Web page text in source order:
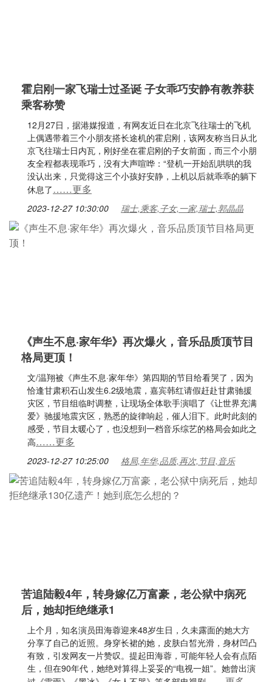
霍启刚一家飞瑞士过圣诞 子女乖巧安静有教养获
乘客称赞
12月27日，据港媒报道，有网友近日在北京飞往瑞士的飞机
上偶遇带着三个小朋友搭长途机的霍启刚，该网友称当日从北
京飞往瑞士日内瓦，刚好坐在霍启刚的子女前面，而三个小朋
友全程都表现乖巧，没有大声喧哗：“登机一开始乱哄哄的我
没认出来，只觉得这三个小孩好安静，上机以后就乖乖的躺下
休息了……更多
2023-12-27 10:30:00 瑞士,乘客,子女,一家,瑞士,郭晶晶
《声生不息·家年华》再次爆火，音乐品质顶节目
格局更顶！
文/温翔被《声生不息·家年华》第四期的节目给看哭了，因为
恰逢甘肃积石山发生6.2级地震，嘉宾韩红请假赶赴甘肃驰援
灾区，节目组临时调整，让现场全体歌手演唱了《让世界充满
爱》驰援地震灾区，熟悉的旋律响起，催人泪下。此时此刻的
感受，节目太暖心了，也没想到一档音乐综艺的格局会如此之
高……更多
2023-12-27 10:25:00 格局,年华,品质,再次,节目,音乐
苦追陆毅4年，转身嫁亿万富豪，老公狱中病死
后，她却拒绝继承1
上个月，知名演员田海蓉迎来48岁生日，久未露面的她大方
分享了自己的近照。身穿长裙的她，皮肤白皙光滑，身材凹凸
有致，引发网友一片赞叹。提起田海蓉，可能年轻人会有点陌
生，但在90年代，她绝对算得上妥妥的“电视一姐”。她曾出演